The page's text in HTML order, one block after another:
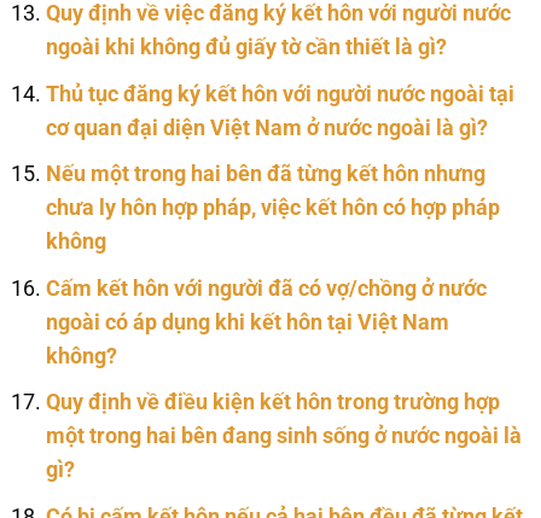
Quy định về việc đăng ký kết hôn với người nước
ngoài khi không đủ giấy tờ cần thiết là gì?
Thủ tục đăng ký kết hôn với người nước ngoài tại
cơ quan đại diện Việt Nam ở nước ngoài là gì?
Nếu một trong hai bên đã từng kết hôn nhưng
chưa ly hôn hợp pháp, việc kết hôn có hợp pháp
không
Cấm kết hôn với người đã có vợ/chồng ở nước
ngoài có áp dụng khi kết hôn tại Việt Nam
không?
Quy định về điều kiện kết hôn trong trường hợp
một trong hai bên đang sinh sống ở nước ngoài là
gì?